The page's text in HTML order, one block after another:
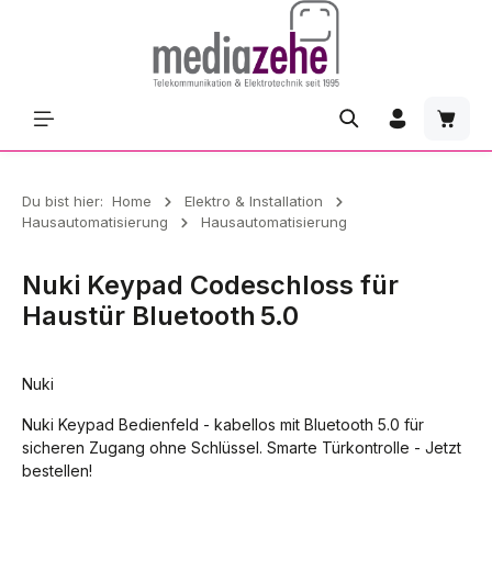
Du bist hier: Home
Elektro & Installation
Hausautomatisierung
Hausautomatisierung
Nuki Keypad Codeschloss für
Haustür Bluetooth 5.0
Nuki
Nuki Keypad Bedienfeld - kabellos mit Bluetooth 5.0 für
sicheren Zugang ohne Schlüssel. Smarte Türkontrolle - Jetzt
bestellen!